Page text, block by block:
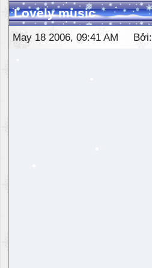
Lovely music
May 18 2006, 09:41 AM Bởi: